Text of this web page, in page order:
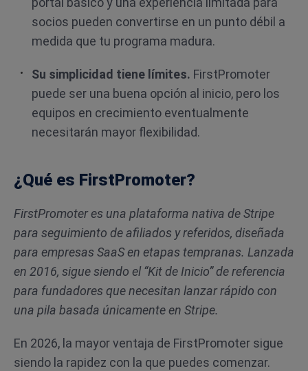
socios pueden convertirse en un punto débil a
medida que tu programa madura.
Su simplicidad tiene límites. FirstPromoter
puede ser una buena opción al inicio, pero los
equipos en crecimiento eventualmente
necesitarán mayor flexibilidad.
¿Qué es FirstPromoter?
FirstPromoter es una plataforma nativa de Stripe
para seguimiento de afiliados y referidos, diseñada
para empresas SaaS en etapas tempranas. Lanzada
en 2016, sigue siendo el “Kit de Inicio” de referencia
para fundadores que necesitan lanzar rápido con
una pila basada únicamente en Stripe.
En 2026, la mayor ventaja de FirstPromoter sigue
siendo la rapidez con la que puedes comenzar.